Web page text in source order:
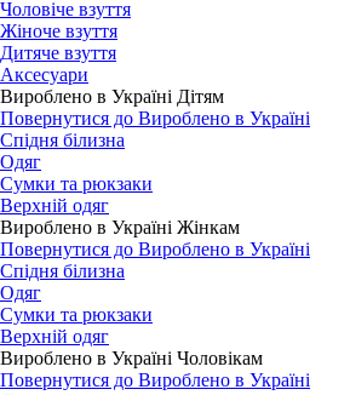
Чоловіче взуття
Жіноче взуття
Дитяче взуття
Аксесуари
Вироблено в Україні Дітям
Повернутися до Вироблено в Україні
Спідня білизна
Одяг
Сумки та рюкзаки
Верхній одяг
Вироблено в Україні Жінкам
Повернутися до Вироблено в Україні
Спідня білизна
Одяг
Сумки та рюкзаки
Верхній одяг
Вироблено в Україні Чоловікам
Повернутися до Вироблено в Україні